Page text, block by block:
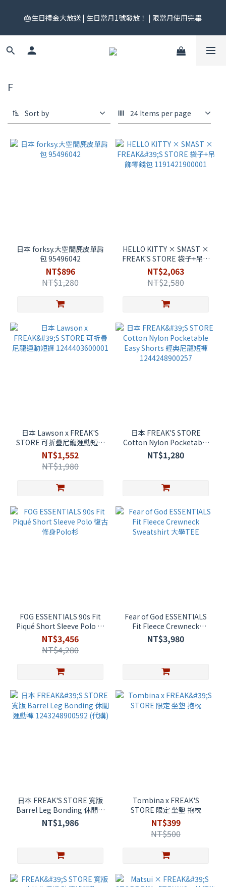
領券中心領，碼碼不同快去領！
🎂生日禮金大放送 | 生日當月1號發放！ | 限當月使用完畢
🎟️ 免運券來了！每月 25 號準時開搶｜$299／$999 各一張｜官網
F
Sort by 24 Items per page
日本 forksy.大空間麂皮單肩
包 95496042
NT$896
NT$1,280
HELLO KITTY × SMAST ×
FREAK'S STORE 袋子+吊飾
零錢包 1191421900001
NT$2,063
NT$2,580
日本 Lawson x FREAK'S
STORE 可折疊尼龍運動短褲
1244403600001
NT$1,552
NT$1,980
日本 FREAK'S STORE
Cotton Nylon Pocketable
Easy Shorts 經典尼龍短褲
1244248900257
NT$1,280
FOG ESSENTIALS 90s Fit
Piqué Short Sleeve Polo 復
古修身Polo杉
NT$3,456
NT$4,280
Fear of God ESSENTIALS
Fit Fleece Crewneck
Sweatshirt 大學TEE
NT$3,980
日本 FREAK'S STORE 寬版
Barrel Leg Bonding 休閒運
動褲 1243248900592 (代購)
NT$1,986
Tombina x FREAK'S
STORE 限定 坐墊 抱枕
NT$399
NT$500